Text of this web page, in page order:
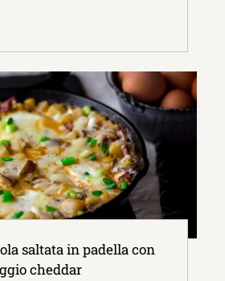
saltata in padella con
cheddar